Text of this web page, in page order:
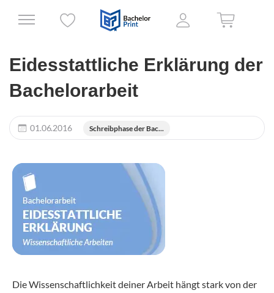
Eidesstattliche Erklärung der
Bachelorarbeit
01.06.2016 Schreibphase der Bac...
Die Wissenschaftlichkeit deiner Arbeit hängt stark von der